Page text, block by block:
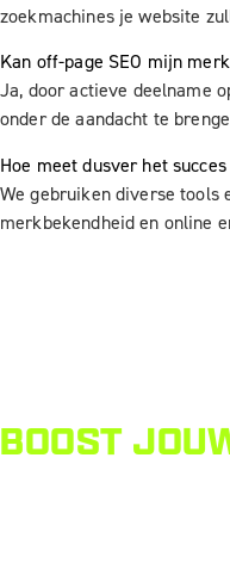
zoekmachines je website
Kan off-page SEO mijn
Ja, door actieve deelname
onder de aandacht te
Hoe meet dusver het
We gebruiken diverse tools
merkbekendheid en online
BOOST